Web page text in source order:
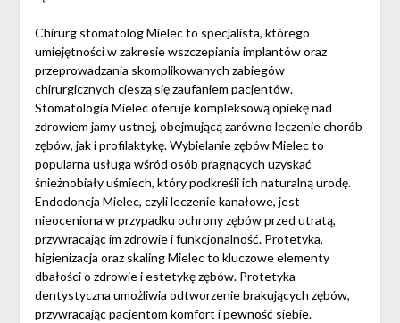
Chirurg stomatolog Mielec to specjalista, którego
umiejętności w zakresie wszczepiania implantów oraz
przeprowadzania skomplikowanych zabiegów
chirurgicznych cieszą się zaufaniem pacjentów.
Stomatologia Mielec oferuje kompleksową opiekę nad
zdrowiem jamy ustnej, obejmującą zarówno leczenie chorób
zębów, jak i profilaktykę. Wybielanie zębów Mielec to
popularna usługa wśród osób pragnących uzyskać
śnieżnobiały uśmiech, który podkreśli ich naturalną urodę.
Endodoncja Mielec, czyli leczenie kanałowe, jest
nieoceniona w przypadku ochrony zębów przed utratą,
przywracając im zdrowie i funkcjonalność. Protetyka,
higienizacja oraz skaling Mielec to kluczowe elementy
dbałości o zdrowie i estetykę zębów. Protetyka
dentystyczna umożliwia odtworzenie brakujących zębów,
przywracając pacjentom komfort i pewność siebie.